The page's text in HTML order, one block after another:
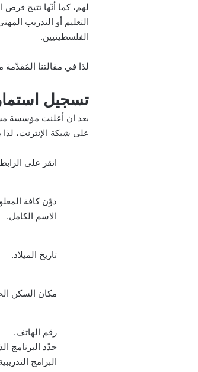
لهم، كما أنّها تتيح
التعليم أو التدريب
الفلسطينيين.
لذا في مقالتنا
تسجيل
بعد ان أعلنت مؤسسة
على شبكة الإنترنت،
انقر على
دوّن كافة
الاسم الكامل.
تاريخ الميلاد.
مكان السكن
رقم الهاتف.
حدّد البرنامج
البرامج